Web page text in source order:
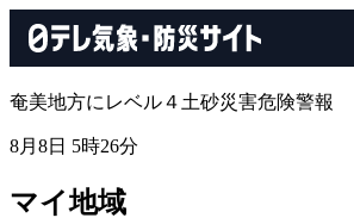
奄美地方にレベル４土砂災害危険警報
8月8日 5時26分
マイ地域